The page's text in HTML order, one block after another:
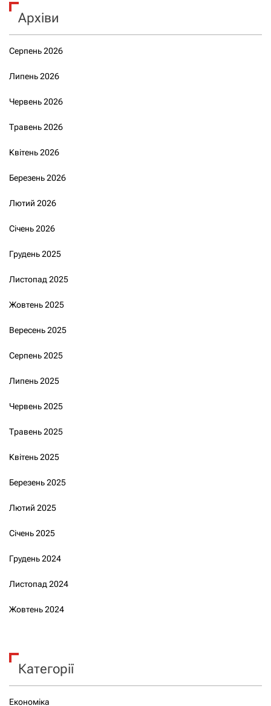
Архіви
Серпень 2026
Липень 2026
Червень 2026
Травень 2026
Квітень 2026
Березень 2026
Лютий 2026
Січень 2026
Грудень 2025
Листопад 2025
Жовтень 2025
Вересень 2025
Серпень 2025
Липень 2025
Червень 2025
Травень 2025
Квітень 2025
Березень 2025
Лютий 2025
Січень 2025
Грудень 2024
Листопад 2024
Жовтень 2024
Категорії
Економіка